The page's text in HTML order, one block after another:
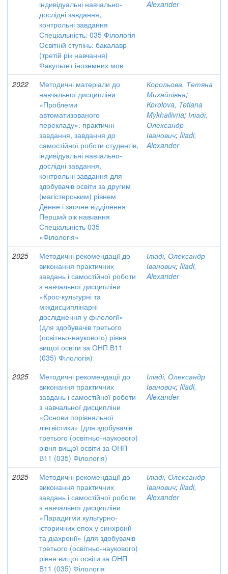
індивідуальні навчально-
дослідні завдання,
контрольні завдання
Спеціальність: 035 Філологія
Освітній ступінь: бакалавр
(третій рік навчання)
Факультет іноземних мов
Alexander
2022
Методичні матеріали до
навчальної дисципліни
«Проблеми
автоматизованого
перекладу»: практичні
завдання, завдання до
самостійної роботи студентів,
індивідуальні навчально-
дослідні завдання,
контрольні завдання для
здобувачів освіти за другим
(магістерським) рівнем
Денне і заочне відділення
Перший рік навчання
Спеціальність 035
«Філологія»
Корольова, Тетяна
Михайлівна;
Korolova, Tetiana
Mykhailivna; Іліаді,
Олександр
Іванович; Iliadi,
Alexander
2025
Методичні рекомендації до
виконання практичних
завдань і самостійної роботи
з навчальної дисципліни
«Крос-культурні та
міждисциплінарні
дослідження у філології»
(для здобувачів третього
(освітньо-наукового) рівня
вищої освіти за ОНП В11
(035) Філологія)
Іліаді, Олександр
Іванович; Iliadi,
Alexander
2025
Методичні рекомендації до
виконання практичних
завдань і самостійної роботи
з навчальної дисципліни
«Основи порівняльної
лінгвістики» (для здобувачів
третього (освітньо-наукового)
рівня вищої освіти за ОНП
В11 (035) Філологія)
Іліаді, Олександр
Іванович; Iliadi,
Alexander
2025
Методичні рекомендації до
виконання практичних
завдань і самостійної роботи
з навчальної дисципліни
«Парадигми культурно-
історичних епох у синхронії
та діахронії» (для здобувачів
третього (освітньо-наукового)
рівня вищої освіти за ОНП
В11 (035) Філологія
Іліаді, Олександр
Іванович; Iliadi,
Alexander